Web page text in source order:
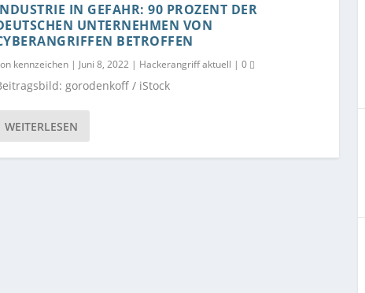
IN GEFAHR: 90 PROZENT DER
UNTERNEHMEN VON
BETROFFEN
kennzeichen| Juni 8, 2022| Hackerangriff aktuell | 0
gorodenkoff / iStock
WEITERLESEN